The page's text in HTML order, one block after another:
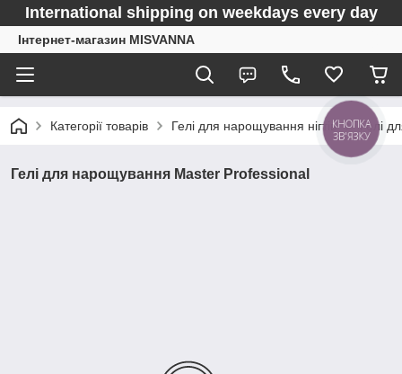
International shipping on weekdays every day
Інтернет-магазин MISVANNA
Категорії товарів Гелі для нарощування нігтів Гелі
Гелі для нарощування Master Professional
КНОПКА
ЗВ'ЯЗКУ